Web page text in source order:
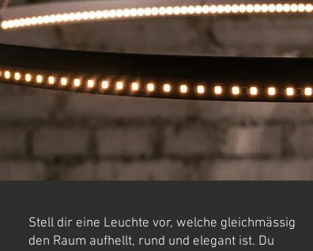
Stell dir eine Leuchte vor, welche gleichmässig
den Raum aufhellt, rund und elegant ist. Du